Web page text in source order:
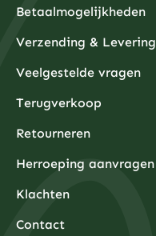
Betaalmogelijkheden
Verzending & Levering
Veelgestelde vragen
Terugverkoop
Retourneren
Herroeping aanvragen
Klachten
Contact